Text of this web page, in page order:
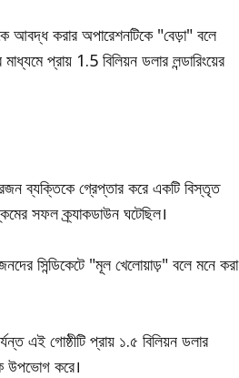
আবদ্ধ করার অপারেশনটিকে "বেড়া" বলে
প্রায় 1.5 বিলিয়ন ডলার লন্ডারিংয়ের
ব্যক্তিকে গ্রেপ্তার করে একটি বিস্তৃত
সফল ক্র্যাকডাউন ঘটেছিল।
সিন্ডিকেটে "মূল খেলোয়াড়" বলে মনে করা
এই গোষ্ঠীটি প্রায় ১.৫ বিলিয়ন ডলার
উপভোগ করে।